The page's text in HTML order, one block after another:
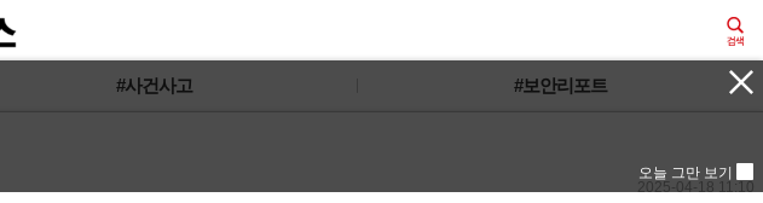
#사건사고 #보안리포트
2025-04-18 11:10